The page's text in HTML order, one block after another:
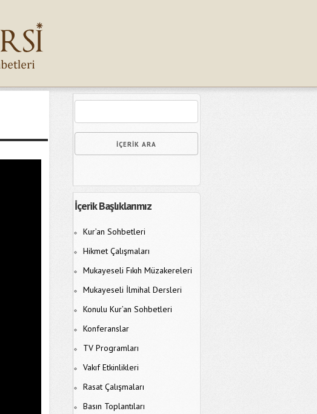
İçerik Başlıklarımız
Kur’an Sohbetleri
Hikmet Çalışmaları
Mukayeseli Fıkıh Müzakereleri
Mukayeseli İlmihal Dersleri
Konulu Kur’an Sohbetleri
Konferanslar
TV Programları
Vakıf Etkinlikleri
Rasat Çalışmaları
Basın Toplantıları